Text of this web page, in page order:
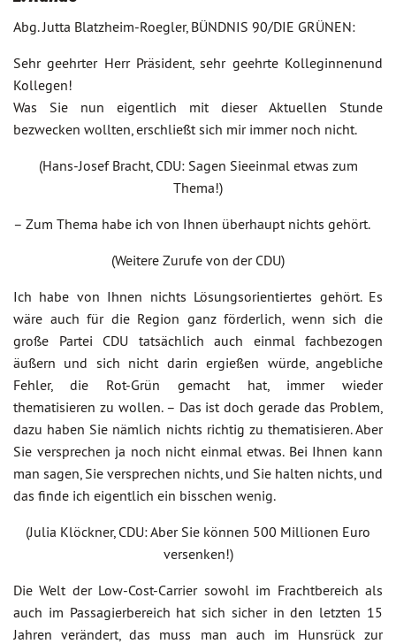
Abg. Jutta Blatzheim-Roegler, BÜNDNIS 90/DIE GRÜNEN:
Sehr geehrter Herr Präsident, sehr geehrte Kolleginnenund
Kollegen!
Was Sie nun eigentlich mit dieser Aktuellen Stunde
bezwecken wollten, erschließt sich mir immer noch nicht.
(Hans-Josef Bracht, CDU: Sagen Sieeinmal etwas zum
Thema!)
– Zum Thema habe ich von Ihnen überhaupt nichts gehört.
(Weitere Zurufe von der CDU)
Ich habe von Ihnen nichts Lösungsorientiertes gehört. Es
wäre auch für die Region ganz förderlich, wenn sich die
große Partei CDU tatsächlich auch einmal fachbezogen
äußern und sich nicht darin ergießen würde, angebliche
Fehler, die Rot-Grün gemacht hat, immer wieder
thematisieren zu wollen. – Das ist doch gerade das Problem,
dazu haben Sie nämlich nichts richtig zu thematisieren. Aber
Sie versprechen ja noch nicht einmal etwas. Bei Ihnen kann
man sagen, Sie versprechen nichts, und Sie halten nichts, und
das finde ich eigentlich ein bisschen wenig.
(Julia Klöckner, CDU: Aber Sie können 500 Millionen Euro
versenken!)
Die Welt der Low-Cost-Carrier sowohl im Frachtbereich als
auch im Passagierbereich hat sich sicher in den letzten 15
Jahren verändert, das muss man auch im Hunsrück zur